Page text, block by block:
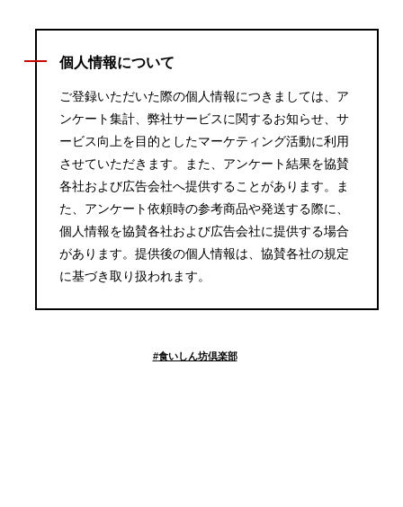
個人情報について
ご登録いただいた際の個人情報につきましては、ア
ンケート集計、弊社サービスに関するお知らせ、サ
ービス向上を目的としたマーケティング活動に利用
させていただきます。また、アンケート結果を協賛
各社および広告会社へ提供することがあります。ま
た、アンケート依頼時の参考商品や発送する際に、
個人情報を協賛各社および広告会社に提供する場合
があります。提供後の個人情報は、協賛各社の規定
に基づき取り扱われます。
#食いしん坊倶楽部